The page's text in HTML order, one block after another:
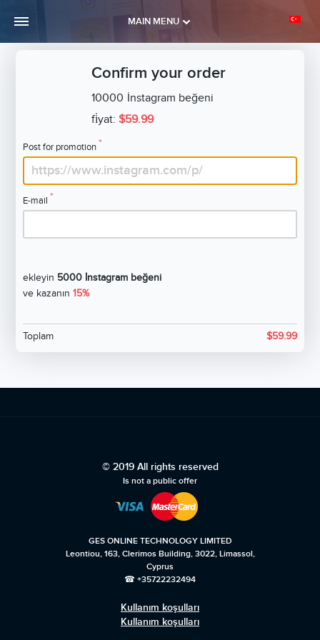
MAIN MENU
Confirm your order
10000 İnstagram beğeni
fi̇yat: $59.99
Post for promotion *
E-mail *
ekleyin 5000 İnstagram beğeni
ve kazanın15%
Toplam $59.99
© 2019 All rights reserved
Is not a public offer
GES ONLINE TECHNOLOGY LIMITED
Leontiou, 163, Clerimos Building, 3022, Limassol,
Cyprus
☎ +35722232494
Kullanım koşulları
Kullanım koşulları